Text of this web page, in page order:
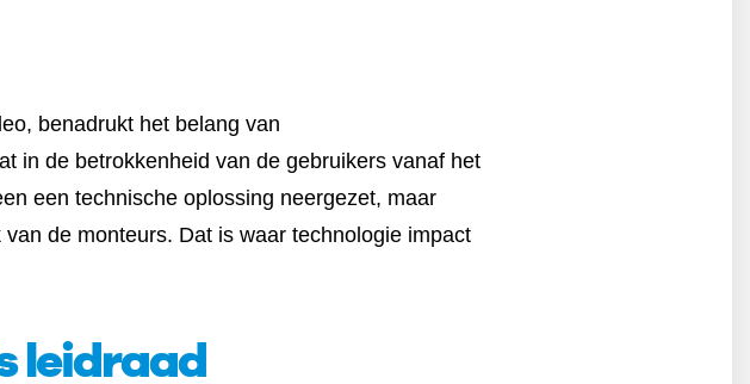
benadrukt het belang van
in de betrokkenheid van de gebruikers vanaf het
een technische oplossing neergezet, maar
de monteurs. Dat is waar technologie impact
leidraad